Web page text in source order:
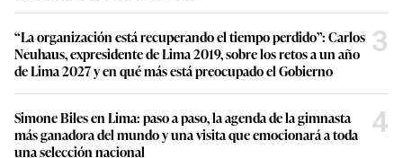
“La organización está recuperando el tiempo perdido”: Carlos
Neuhaus, expresidente de Lima 2019, sobre los retos a un año
de Lima 2027 y en qué más está preocupado el Gobierno
3
Simone Biles en Lima: paso a paso, la agenda de la gimnasta
más ganadora del mundo y una visita que emocionará a toda
una selección nacional
4